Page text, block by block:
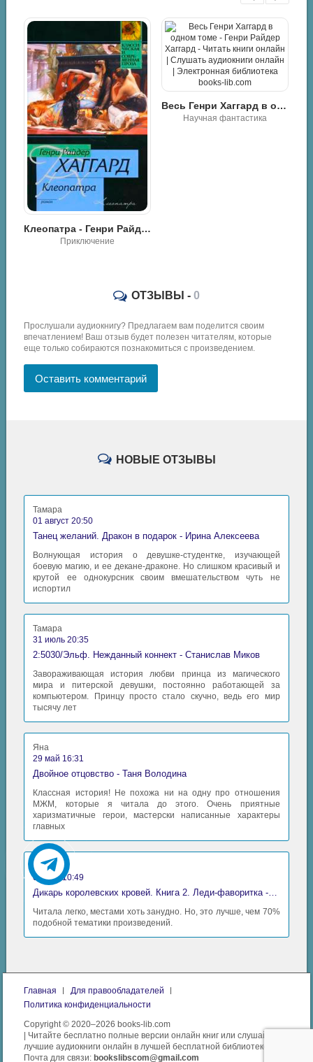
Клеопатра - Генри Райдер Хаггард
Приключение
Весь Генри Хаггард в одном томе - Генри Райдер Хаггард
Научная фантастика
ОТЗЫВЫ - 0
Прослушали аудиокнигу? Предлагаем вам поделится своим
впечатлением! Ваш отзыв будет полезен читателям, которые
еще только собираются познакомиться с произведением.
Оставить комментарий
НОВЫЕ ОТЗЫВЫ
Тамара
01 август 20:50
Танец желаний. Дракон в подарок - Ирина Алексеева
Волнующая история о девушке-студентке, изучающей
боевую магию, и ее декане-драконе. Но слишком красивый и
крутой ее однокурсник своим вмешательством чуть не
испортил
Тамара
31 июль 20:35
2:5030/Эльф. Нежданный коннект - Станислав Миков
Завораживающая история любви принца из магического
мира и питерской девушки, постоянно работающей за
компьютером. Принцу просто стало скучно, ведь его мир
тысячу лет
Яна
29 май 16:31
Двойное отцовство - Таня Володина
Классная история! Не похожа ни на одну про отношения
МЖМ, которые я читала до этого. Очень приятные
харизматичные герои, мастерски написанные характеры
главных
Аида
06 май 10:49
Дикарь королевских кровей. Книга 2. Леди-фаворитка - Анна Сергеевна Гаврилова
Читала легко, местами хоть занудно. Но, это лучше, чем 70%
подобной тематики произведений.
Главная
Для правообладателей
Политика конфиденциальности
Copyright © 2020–2026 books-lib.com
| Читайте бесплатно полные версии онлайн книг или слушайте
лучшие аудиокниги онлайн в лучшей бесплатной библиотеке.
Почта для связи: bookslibscom@gmail.com